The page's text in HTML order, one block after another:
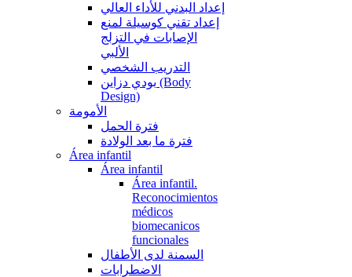
إعداد البدني للأداء العالي
إعداد تقني كوسيلة لمنع
الإصابات في التزلج
الألبي
التدريب الشخصي
بودي دزاين (Body
Design)
الأمومة
فترة الحمل
فترة ما بعد الولادة
Área infantil
Área infantil
Área infantil.
Reconocimientos
médicos
biomecanicos
funcionales
السمنة لدى الأطفال
الاضطرابات